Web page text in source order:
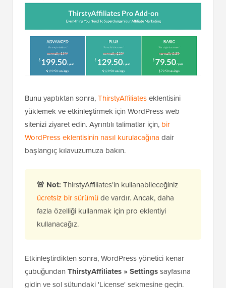
Bunu yaptıktan sonra,ThirstyAffiliateseklentisini
yüklemek ve etkinleştirmek için WordPress web
sitenizi ziyaret edin. Ayrıntılı talimatlar için, bir
WordPress eklentisinin nasıl kurulacağına dair
başlangıç kılavuzumuza bakın.
🚨 Not: ThirstyAffiliates'in kullanabileceğiniz
ücretsiz bir sürümüde vardır. Ancak, daha
fazla özelliği kullanmak için pro eklentiyi
kullanacağız.
Etkinleştirdikten sonra, WordPress yönetici kenar
çubuğundan ThirstyAffiliates » Settingssayfasına
gidin ve sol sütundaki 'License' sekmesine geçin.